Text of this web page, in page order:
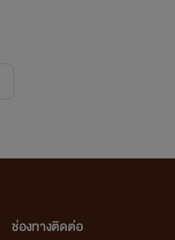
ช่องทางติดต่อ